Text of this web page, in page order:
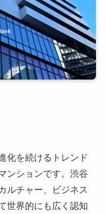
化を続けるトレンド
ンションです。渋谷
ルチャー、ビジネス
世界的にも広く認知